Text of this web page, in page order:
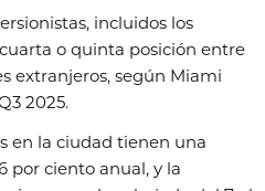
incluidos los
o quinta posición entre
extranjeros, según Miami
2025.
en la ciudad tienen una
por ciento anual, y la